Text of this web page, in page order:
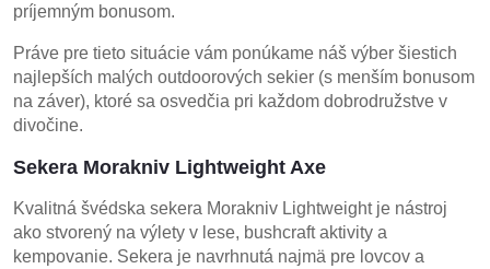
príjemným bonusom.
Práve pre tieto situácie vám ponúkame náš výber šiestich
najlepších malých outdoorových sekier (s menším bonusom
na záver), ktoré sa osvedčia pri každom dobrodružstve v
divočine.
Sekera Morakniv Lightweight Axe
Kvalitná švédska sekera Morakniv Lightweight je nástroj
ako stvorený na výlety v lese, bushcraft aktivity a
kempovanie. Sekera je navrhnutá najmä pre lovcov a